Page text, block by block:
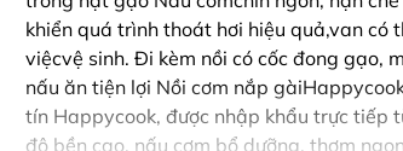
khiển quá trình thoát hơi hiệu quả,van có
việcvệ sinh. Đi kèm nồi có cốc đong gạo,
nấu ăn tiện lợi Nồi cơm nắp
tín Happycook, được nhập khẩu trực tiếp
độ bền cao, nấu cơm bổ dưỡng, thơm